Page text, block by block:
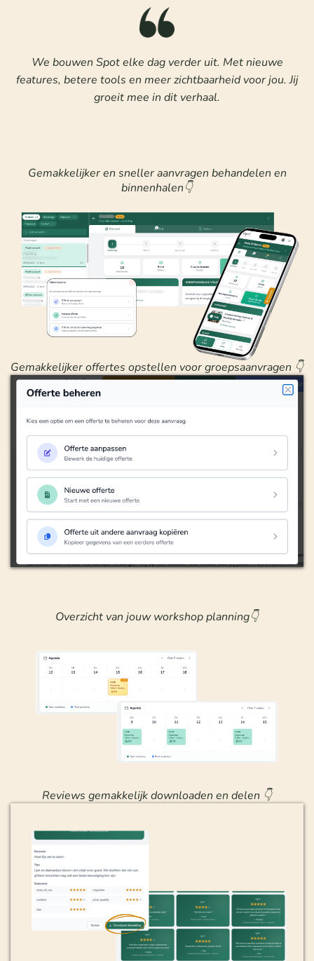
We bouwen Spot elke dag verder uit. Met nieuwe
features, betere tools en meer zichtbaarheid voor jou. Jij
groeit mee in dit verhaal.
Gemakkelijker offertes opstellen voor groepsaanvragen 👇
Gemakkelijker en sneller aanvragen behandelen en
binnenhalen👇
Reviews gemakkelijk downloaden en delen 👇
Overzicht van jouw workshop planning👇